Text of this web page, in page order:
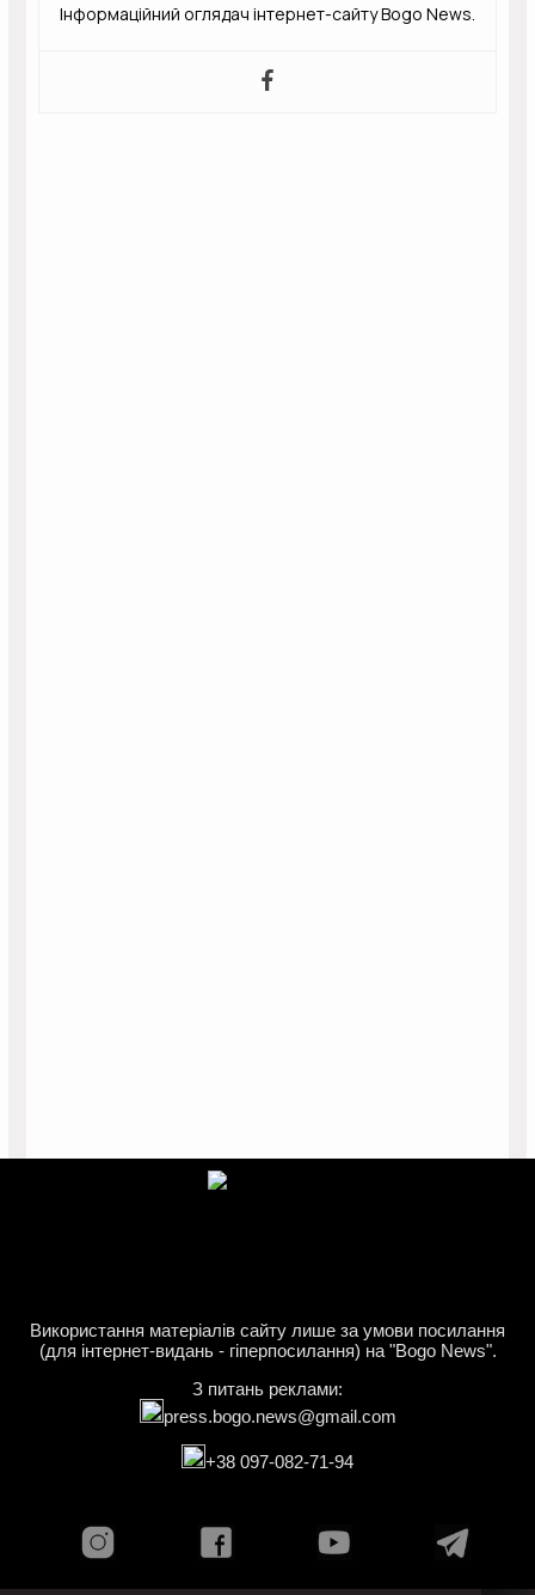
Інформаційний оглядач інтернет-сайту Bogo News.
Використання матеріалів сайту лише за умови посилання
(для інтернет-видань - гіперпосилання) на "Bogo News".
З питань реклами:
press.bogo.news@gmail.com
+38 097-082-71-94